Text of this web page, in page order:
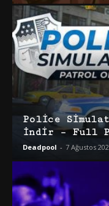
Police
İndir – Full
Deadpool - 7 Ağustos